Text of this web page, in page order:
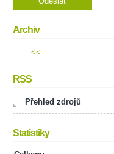
Archiv
<<
RSS
Přehled zdrojů
Statistiky